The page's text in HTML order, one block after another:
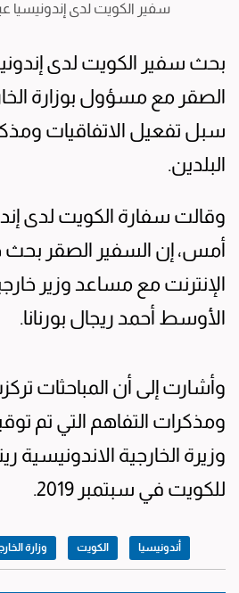
سفير الكويت لدى إندونيسيا
بحث سفير الكويت لدى
الصقر مع مسؤول بوزارة
سبل تفعيل الاتفاقيات
البلدين.
وقالت سفارة الكويت لدى
أمس، إن السفير الصقر بحث
الإنترنت مع مساعد وزير
الأوسط أحمد ريجال بورنانا.
وأشارت إلى أن المباحثات
ومذكرات التفاهم التي تم
وزيرة الخارجية الاندونيسية
للكويت في سبتمبر 2019.
أندونيسيا الكويت وزارة